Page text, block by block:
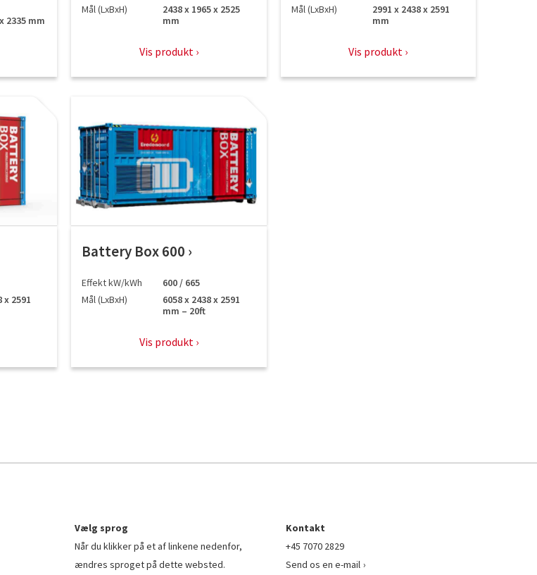
2335 mm
Mål (LxBxH)
2438 x 1965 x 2525
mm
Vis produkt
Mål (LxBxH)
2991 x 2438 x 2591
mm
Vis produkt
x 2591
Battery Box 600
Effekt kW/kWh
600 / 665
Mål (LxBxH)
6058 x 2438 x 2591
mm – 20ft
Vis produkt
Vælg sprog
Når du klikker på et af linkene nedenfor,
ændres sproget på dette websted.
Kontakt
+45 7070 2829
Send os en e-mail